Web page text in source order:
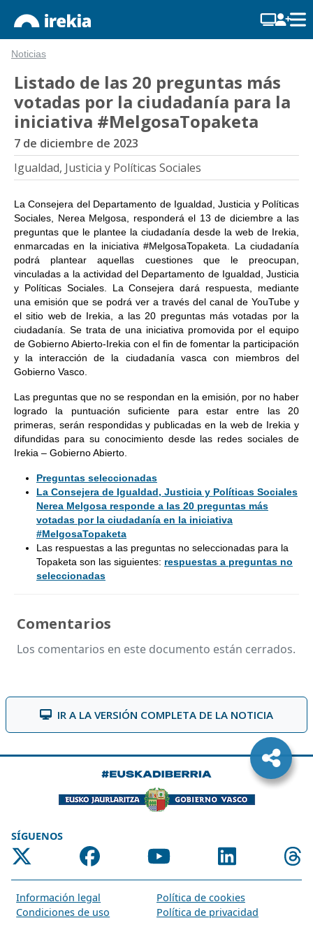
Noticias
Listado de las 20 preguntas más
votadas por la ciudadanía para la
iniciativa #MelgosaTopaketa
7 de diciembre de 2023
Igualdad, Justicia y Políticas Sociales
La Consejera del Departamento de Igualdad, Justicia y Políticas
Sociales, Nerea Melgosa, responderá el 13 de diciembre a las
preguntas que le plantee la ciudadanía desde la web de Irekia,
enmarcadas en la iniciativa #MelgosaTopaketa. La ciudadanía
podrá plantear aquellas cuestiones que le preocupan,
vinculadas a la actividad del Departamento de Igualdad, Justicia
y Políticas Sociales. La Consejera dará respuesta, mediante
una emisión que se podrá ver a través del canal de YouTube y
el sitio web de Irekia, a las 20 preguntas más votadas por la
ciudadanía. Se trata de una iniciativa promovida por el equipo
de Gobierno Abierto-Irekia con el fin de fomentar la participación
y la interacción de la ciudadanía vasca con miembros del
Gobierno Vasco.
Las preguntas que no se respondan en la emisión, por no haber
logrado la puntuación suficiente para estar entre las 20
primeras, serán respondidas y publicadas en la web de Irekia y
difundidas para su conocimiento desde las redes sociales de
Irekia – Gobierno Abierto.
Preguntas seleccionadas
La Consejera de Igualdad, Justicia y Políticas Sociales
Nerea Melgosa responde a las 20 preguntas más
votadas por la ciudadanía en la iniciativa
#MelgosaTopaketa
Las respuestas a las preguntas no seleccionadas para la
Topaketa son las siguientes: respuestas a preguntas no
seleccionadas
Comentarios
Los comentarios en este documento están cerrados.
IR A LA VERSIÓN COMPLETA DE LA NOTICIA
SÍGUENOS
Información legal
Política de cookies
Condiciones de uso
Política de privacidad